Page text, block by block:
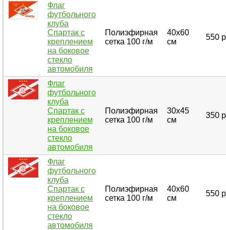
Флаг
футбольного
клуба
Спартак с
креплением
на боковое
стекло
автомобиля
Полиэфирная
сетка 100 г/м
40х60
см
550
Флаг
футбольного
клуба
Спартак с
креплением
на боковое
стекло
автомобиля
Полиэфирная
сетка 100 г/м
30х45
см
350
Флаг
футбольного
клуба
Спартак с
креплением
на боковое
стекло
автомобиля
Полиэфирная
сетка 100 г/м
40х60
см
550